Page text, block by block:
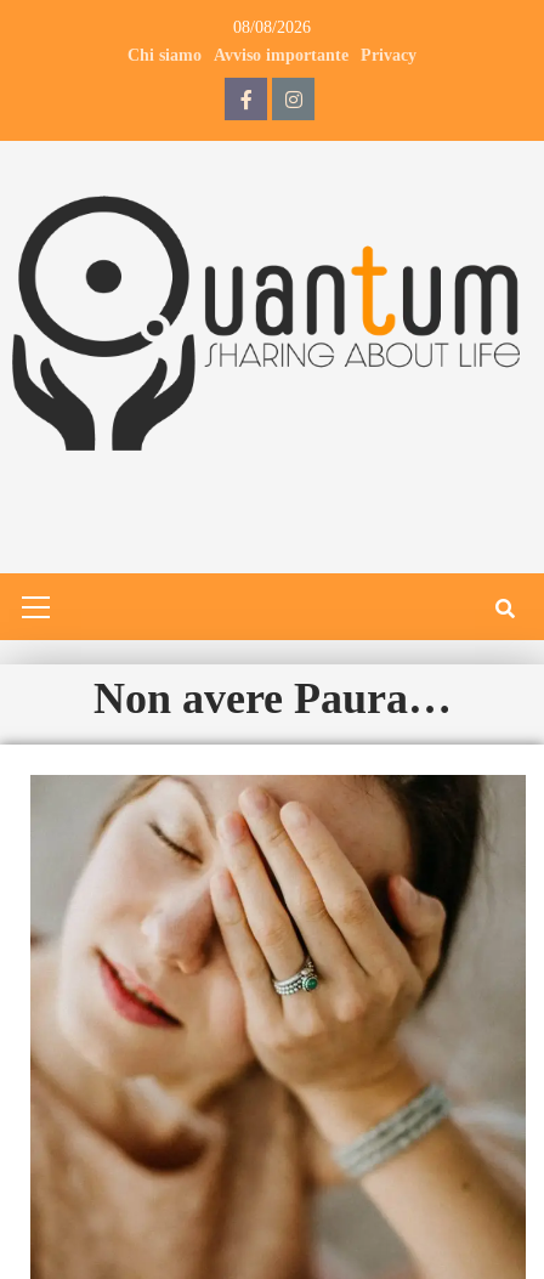
08/08/2026
Chi siamo
Avviso importante Privacy
Non avere Paura…